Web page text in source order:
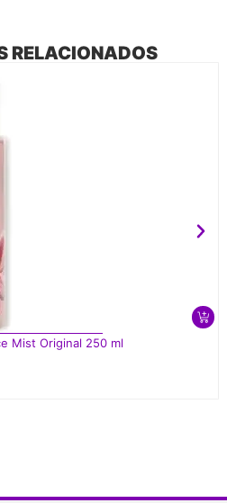
RELACIONADOS
Mist Original 250 ml